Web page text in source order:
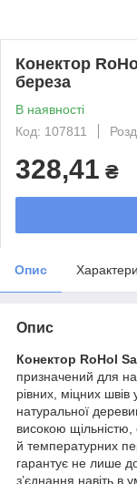
Конектор
береза
В наявності
Код: 107811
328,41 ₴
Опис
Опис
Конектор RoHol
призначений для
рівних, міцних швів
натуральної
високою щільністю,
й температурних
гарантує не лише
з’єднання навіть в